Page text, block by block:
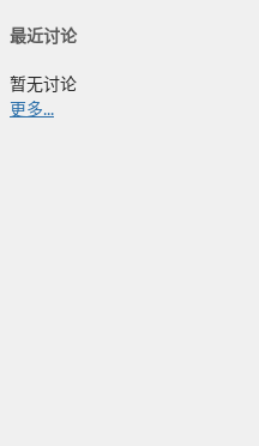
最近讨论
暂无讨论
更多...